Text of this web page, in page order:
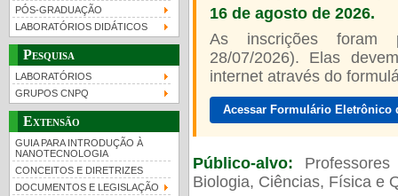
PÓS-GRADUAÇÃO
LABORATÓRIOS DIDÁTICOS
Pesquisa
LABORATÓRIOS
GRUPOS CNPQ
Extensão
GUIA PARA INTRODUÇÃO À
NANOTECNOLOGIA
CONCEITOS E DIRETRIZES
DOCUMENTOS E LEGISLAÇÃO
16 de agosto de 2026.
As inscrições foram
28/07/2026). Elas
internet através do
Acessar Formulário
Público-alvo:
Biologia, Ciências, Física e